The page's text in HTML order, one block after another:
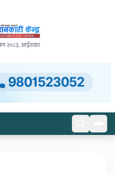
२०८३, आईतवार